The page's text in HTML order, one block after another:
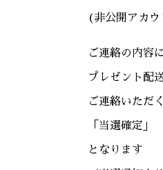
(非公開アカ
ご連絡の内容
プレゼント配
ご連絡いただ
「当選確定」
となります